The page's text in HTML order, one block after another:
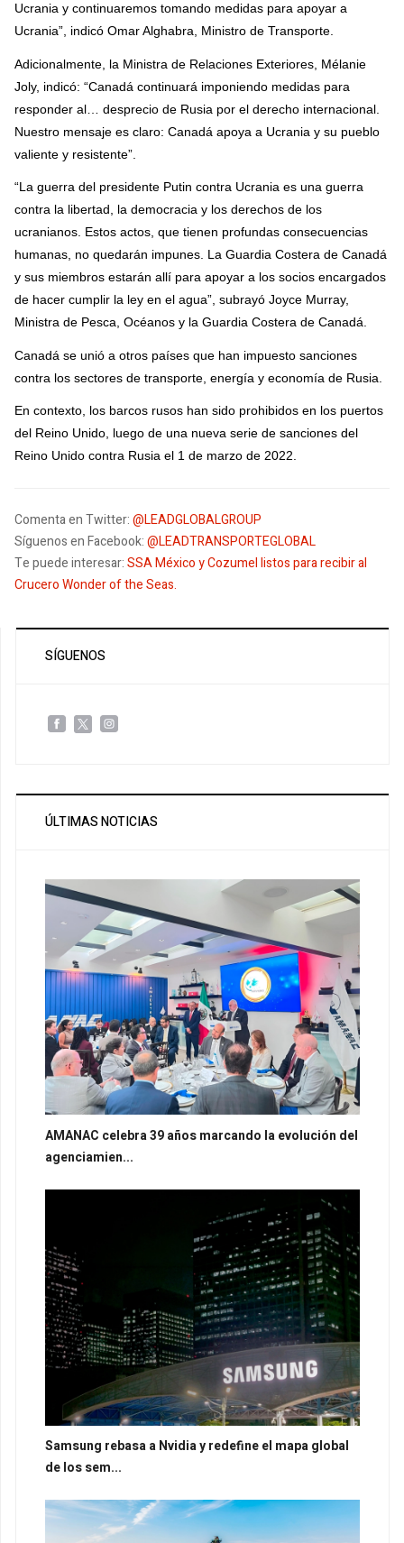
Ucrania y continuaremos tomando medidas para apoyar a
Ucrania”, indicó Omar Alghabra, Ministro de Transporte.
Adicionalmente, la Ministra de Relaciones Exteriores, Mélanie
Joly, indicó: “Canadá continuará imponiendo medidas para
responder al… desprecio de Rusia por el derecho internacional.
Nuestro mensaje es claro: Canadá apoya a Ucrania y su pueblo
valiente y resistente”.
“La guerra del presidente Putin contra Ucrania es una guerra
contra la libertad, la democracia y los derechos de los
ucranianos. Estos actos, que tienen profundas consecuencias
humanas, no quedarán impunes. La Guardia Costera de Canadá
y sus miembros estarán allí para apoyar a los socios encargados
de hacer cumplir la ley en el agua”, subrayó Joyce Murray,
Ministra de Pesca, Océanos y la Guardia Costera de Canadá.
Canadá se unió a otros países que han impuesto sanciones
contra los sectores de transporte, energía y economía de Rusia.
En contexto, los barcos rusos han sido prohibidos en los puertos
del Reino Unido, luego de una nueva serie de sanciones del
Reino Unido contra Rusia el 1 de marzo de 2022.
Comenta en Twitter:@LEADGLOBALGROUP
Síguenos en Facebook:@LEADTRANSPORTEGLOBAL
Te puede interesar:SSA México y Cozumel listos para recibir al
Crucero Wonder of the Seas.
SÍGUENOS
ÚLTIMAS NOTICIAS
AMANAC celebra 39 años marcando la evolución del
agenciamien...
Samsung rebasa a Nvidia y redefine el mapa global
de los sem...